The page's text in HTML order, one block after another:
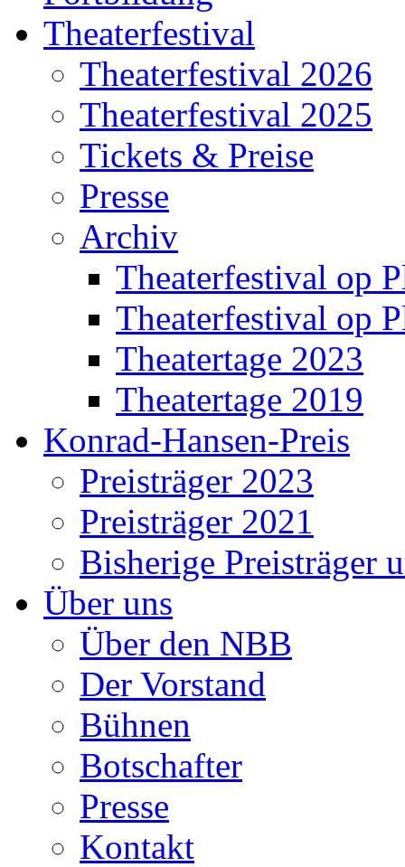
Theaterfestival
Theaterfestival 2026
Theaterfestival 2025
Tickets & Preise
Presse
Archiv
Theaterfestival op
Theaterfestival op
Theatertage 2023
Theatertage 2019
Konrad-Hansen-Preis
Preisträger 2023
Preisträger 2021
Bisherige Preisträger
Über uns
Über den NBB
Der Vorstand
Bühnen
Botschafter
Presse
Kontakt